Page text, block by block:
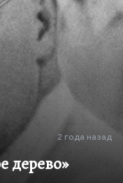
конечно,
в сентябрь
кстати
они
2 года назад
дерево»